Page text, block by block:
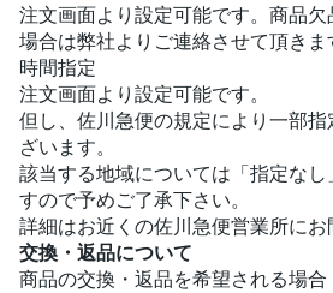
注文画面より設定可能です。商品
場合は弊社よりご連絡させて頂きま
時間指定
注文画面より設定可能です。
但し、佐川急便の規定により一部
ざいます。
該当する地域については「指定なし
すので予めご了承下さい。
詳細はお近くの佐川急便営業所にお
交換・返品について
商品の交換・返品を希望される場合